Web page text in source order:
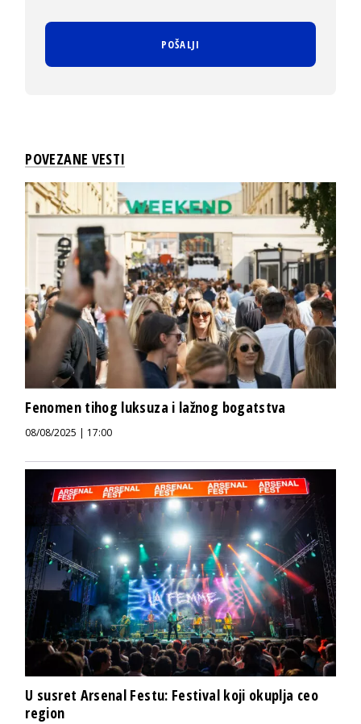
POVEZANE VESTI
Fenomen tihog luksuza i lažnog bogatstva
08/08/2025 | 17:00
U susret Arsenal Festu: Festival koji okuplja ceo
region